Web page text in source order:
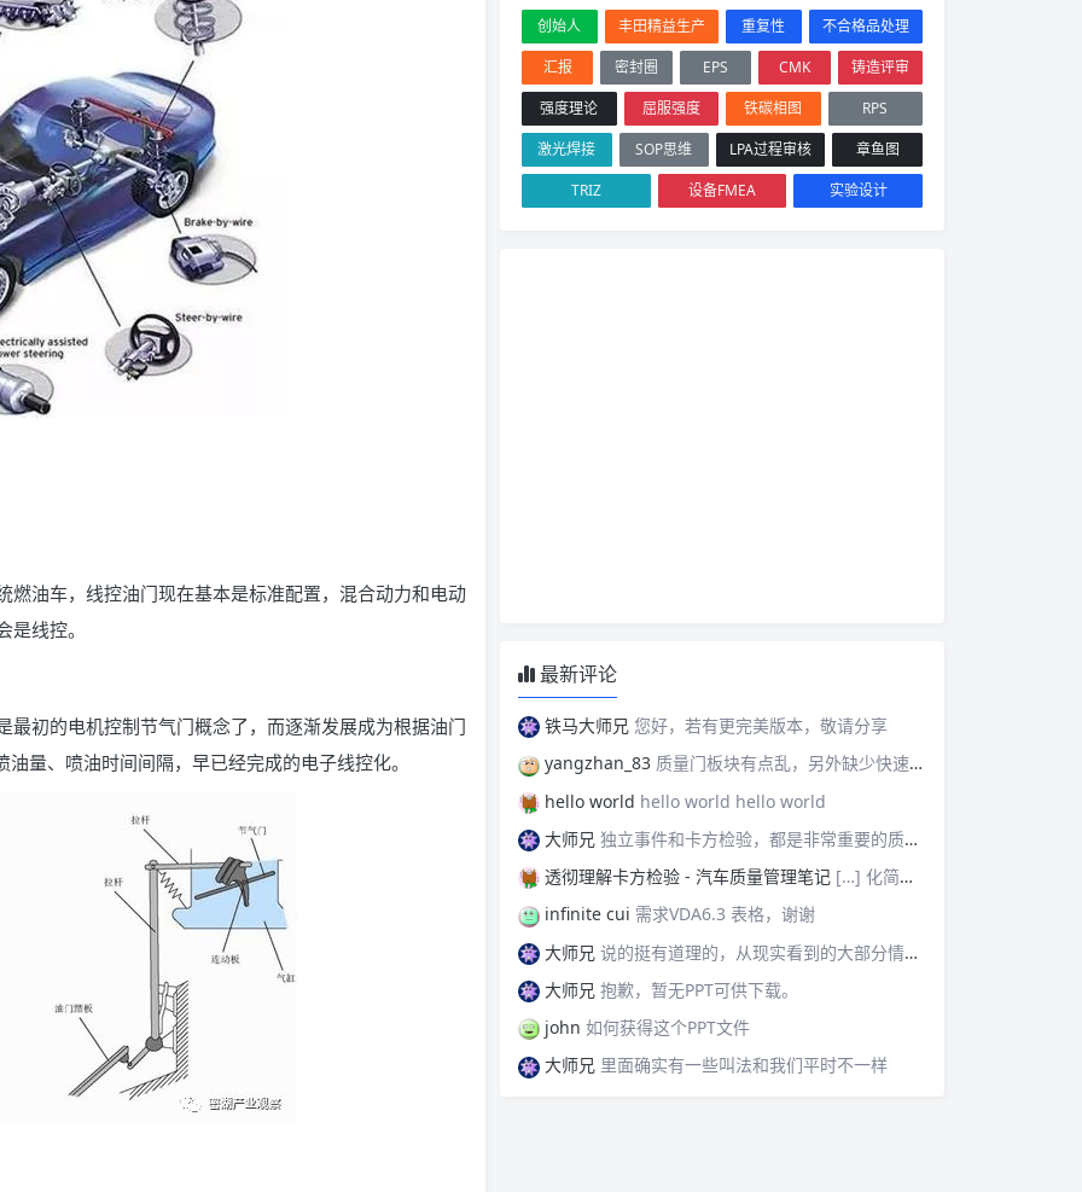
油车，线控油门现在基本是标准配置，混合动力和电动
线控。
初的电机控制节气门概念了，而逐渐发展成为根据油门
量、喷油时间间隔，早已经完成的电子线控化。
创始人 丰田精益生产 重复性
不合格品处理
汇报
密封圈 EPS CMK
铸造评审
强度理论
屈服强度 铁碳相图
RPS
激光焊接
SOP思维 LPA过程审核
章鱼图
TRIZ
设备FMEA 实验设计
最新评论
铁马大师兄 您好，若有更完美版本，敬请分享
yangzhan_83 质量门板块有点乱，另外缺少快速反应板块。
hello world hello world hello world
大师兄 独立事件和卡方检验，都是非常重要的质量管理概念，挺难理解的。
透彻理解卡方检验 - 汽车质量管理笔记 […] 化简后的式子是我们在卡方检验中需要用到的式子，所以请大家牢记！对于上述式子有疑惑的读者可以学习基础的概率论，也可以参考我之前写的一篇关于独立的文章（《【直观数学】如何理解两事件间的独立关系》）。如果没有问题的话，我们可以进入到卡方检验原理与步骤的主体介绍部分！ […]
infinite cui 需求VDA6.3 表格，谢谢
大师兄 说的挺有道理的，从现实看到的大部分情况，做技术的人都比较直，对技术的一丝不苟，容易在遇到需要展现管理能力的时候，就会表现出短板来。管理需要授权，更多应该思考团队、部门间，人员发展，对未来的变化做出应对等的能力。
大师兄 抱歉，暂无PPT可供下载。
john 如何获得这个PPT文件
大师兄 里面确实有一些叫法和我们平时不一样